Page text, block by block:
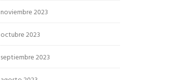
noviembre 2023
octubre 2023
septiembre 2023